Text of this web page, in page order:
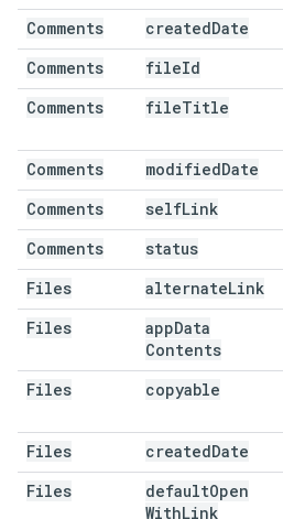
Comments
createdDate
Comments
fileId
Comments fileTitle
Comments
modifiedDate
Comments
selfLink
Comments status
Files
alternateLink
Files
appData
Contents
Files copyable
Files
createdDate
Files
defaultOpen
WithLink